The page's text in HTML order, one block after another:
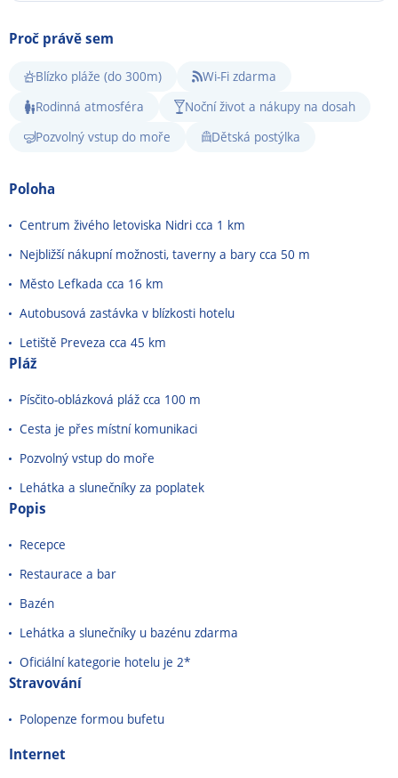
Proč právě sem
Blízko pláže (do 300m)
Wi-Fi zdarma
Rodinná atmosféra
Noční život a nákupy na dosah
Pozvolný vstup do moře
Dětská postýlka
Poloha
Centrum živého letoviska Nidri cca 1 km
Nejbližší nákupní možnosti, taverny a bary cca 50 m
Město Lefkada cca 16 km
Autobusová zastávka v blízkosti hotelu
Letiště Preveza cca 45 km
Pláž
Písčito-oblázková pláž cca 100 m
Cesta je přes místní komunikaci
Pozvolný vstup do moře
Lehátka a slunečníky za poplatek
Popis
Recepce
Restaurace a bar
Bazén
Lehátka a slunečníky u bazénu zdarma
Oficiální kategorie hotelu je 2*
Stravování
Polopenze formou bufetu
Internet